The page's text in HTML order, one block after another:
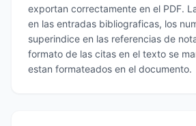
exportan correctamente en el PDF.
en las entradas bibliograficas, los
superindice en las referencias de
formato de las citas en el texto se
estan formateados en el documento.